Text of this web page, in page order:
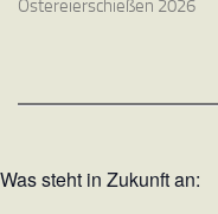
Ostereierschießen 2026
Was steht in Zukunft an: